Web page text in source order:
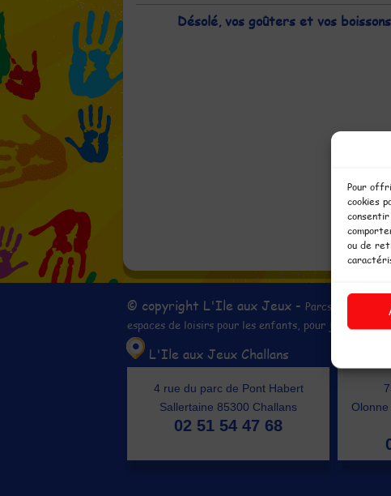
Pour
cookies
ou de
Désolé, vos goûters et vos
© copyright L'Ile aux Jeux - Parcs de loisirs
espaces de loisirs pour les enfants, pour jouer tout le
L'Ile aux Jeux Challans
4 rue du parc de Pont Habert
Sallertaine 85300 Challans
02 51 54 47 68